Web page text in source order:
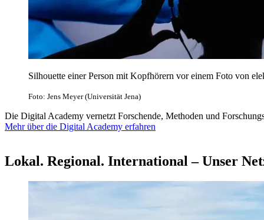
Silhouette einer Person mit Kopfhörern vor einem Foto von
Foto: Jens Meyer (Universität Jena)
Die Digital Academy vernetzt Forschende, Methoden und
Mehr über die Digital Academy erfahren
Lokal. Regional. International – Unser